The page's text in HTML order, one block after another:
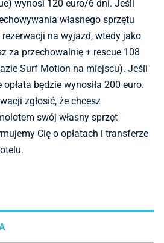
wynosi 120 euro/6 dni. Jeśli
własnego sprzętu
na wyjazd, wtedy jako
za przechowalnię + rescue 108
Surf Motion na miejscu). Jeśli
będzie wynosiła 200 euro.
zgłosić, że chcesz
swój własny sprzęt
Cię o opłatach i transferze